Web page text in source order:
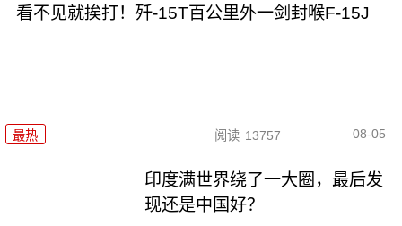
看不见就挨打！歼-15T百公里外一剑封喉F-15J
最热 阅读 13757 08-05
印度满世界绕了一大圈，最后发
现还是中国好？